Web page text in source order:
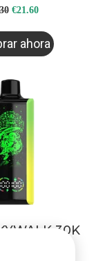
Original
was:
€21.60Current
is:
ahora
30K